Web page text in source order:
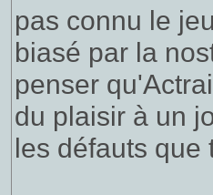
pas connu le
biasé par la
penser
du plaisir à un
les défauts que